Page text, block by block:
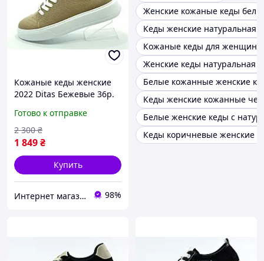
Кожаные кеды женские
2022 Ditas Бежевые 36р.
Готово к отправке
1 849₴
2 300 ₴
Купить
Интернет магазин спортивной обуви Shoes-Factory 98%
Женские кожаные кеды
Кеды женские натуральная
Кожаные кеды для женщин
Женские кеды натуральная
Белые кожанные женские
Кеды женские кожанные
Белые женские кеды с
Кеды коричневые женские